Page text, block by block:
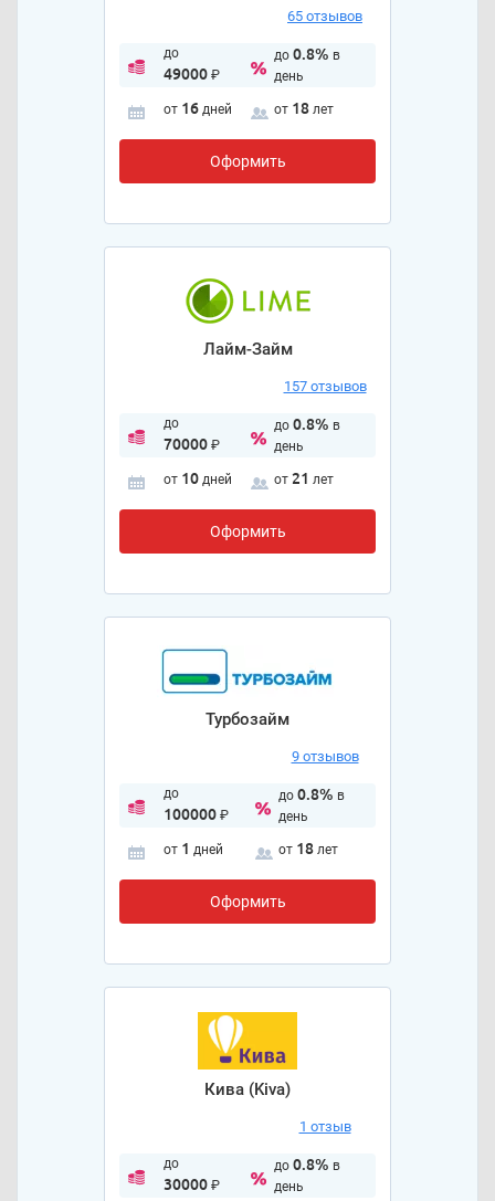
65 отзывов
до
49000₽
до 0.8% в
день
от 16 дней от 18 лет
Оформить
Лайм-Займ
157 отзывов
до
70000₽
до 0.8% в
день
от 10 дней от 21 лет
Оформить
Турбозайм
9 отзывов
до
100000₽
до 0.8% в
день
от 1 дней от 18 лет
Оформить
Кива (Kiva)
1 отзыв
до
30000₽
до 0.8% в
день